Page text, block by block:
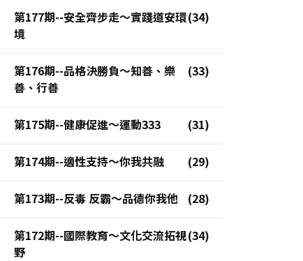
第177期--安全齊步走～實踐道安環
境
第176期--品格決勝負～知善、樂
善、行善
第175期--健康促進～運動333
第174期--適性支持～你我共融
第173期--反毒 反霸～品德你我他
第172期--國際教育～文化交流拓視
野